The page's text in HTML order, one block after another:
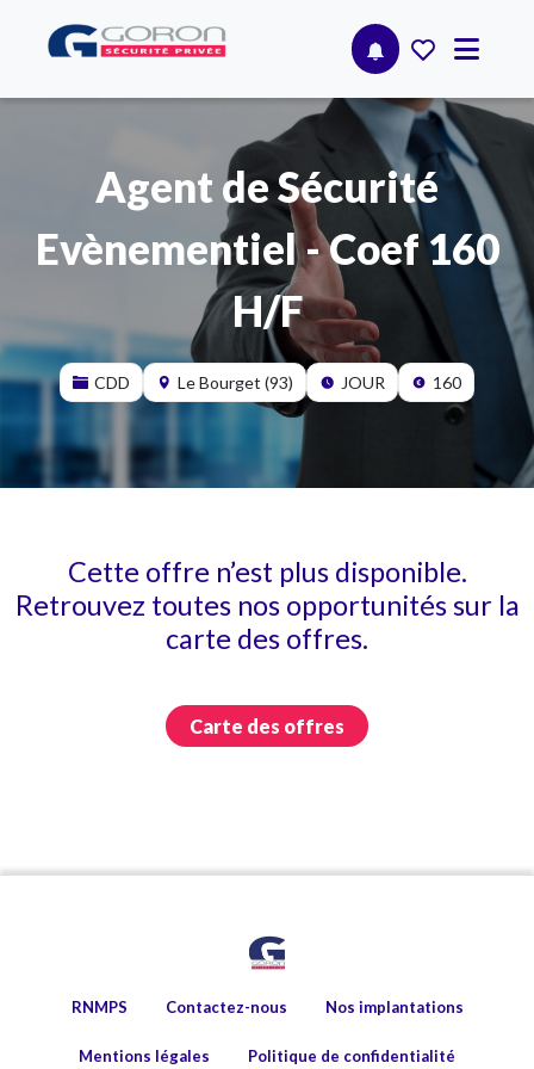
Agent de Sécurité
Evènementiel - Coef 160
H/F
CDD Le Bourget (93) JOUR 160
Cette offre n’est plus disponible.
Retrouvez toutes nos opportunités sur la
carte des offres.
Carte des offres
RNMPS Contactez-nous Nos implantations
Mentions légales Politique de confidentialité